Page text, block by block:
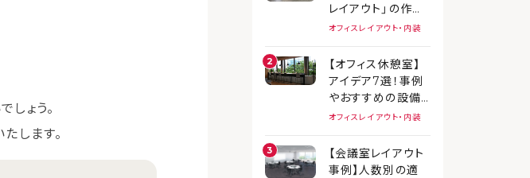
ょう。
します。
レイアウト」の作り
方
オフィスレイアウト・内装
【オフィス休憩室】
アイデア7選！事例
やおすすめの設備
を紹介
オフィスレイアウト・内装
【会議室レイアウト
事例】人数別の適